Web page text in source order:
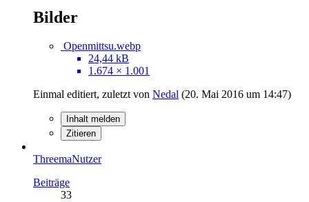
Bilder
Openmittsu.webp
24,44 kB
1.674 × 1.001
Einmal editiert, zuletzt von Nedal (20. Mai 2016 um 14:47)
Inhalt melden
Zitieren
ThreemaNutzer
Beiträge
33